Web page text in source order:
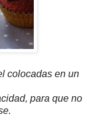
colocadas en un
para que no